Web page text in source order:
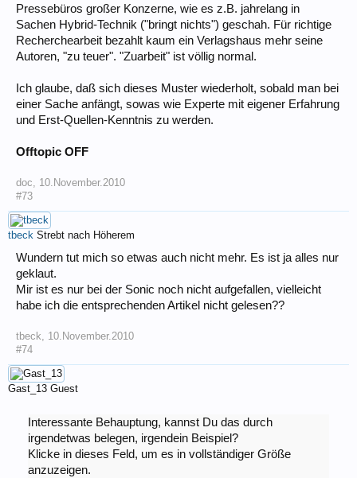
Pressebüros großer Konzerne, wie es z.B. jahrelang in
Sachen Hybrid-Technik ("bringt nichts") geschah. Für richtige
Recherchearbeit bezahlt kaum ein Verlagshaus mehr seine
Autoren, "zu teuer". "Zuarbeit" ist völlig normal.
Ich glaube, daß sich dieses Muster wiederholt, sobald man bei
einer Sache anfängt, sowas wie Experte mit eigener Erfahrung
und Erst-Quellen-Kenntnis zu werden.
Offtopic OFF
doc
10.November.2010
#73
tbeck Strebt nach Höherem
Wundern tut mich so etwas auch nicht mehr. Es ist ja alles nur
geklaut.
Mir ist es nur bei der Sonic noch nicht aufgefallen, vielleicht
habe ich die entsprechenden Artikel nicht gelesen??
tbeck
10.November.2010
#74
Gast_13 Guest
Interessante Behauptung, kannst Du das durch
irgendetwas belegen, irgendein Beispiel?
Klicke in dieses Feld, um es in vollständiger Größe
anzuzeigen.